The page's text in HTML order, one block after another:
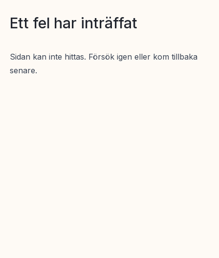
Ett fel har inträffat
Sidan kan inte hittas. Försök igen eller kom tillbaka
senare.